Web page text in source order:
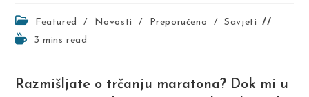
Post
category:
Featured / Novosti / Preporučeno /
Savjeti
Reading3 mins read
Razmišljate o trčanju maratona? Dok mi u